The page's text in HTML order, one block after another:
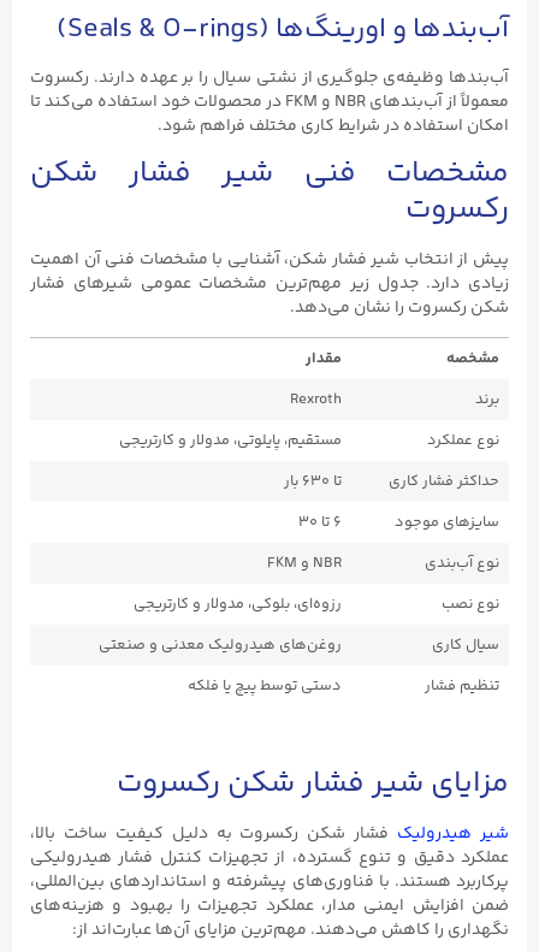
آب‌بندها و اورینگ‌ها (Seals & O-rings)
آب‌بندها وظیفه‌ی جلوگیری از نشتی سیال را بر عهده دارند. رکسروت
معمولاً از آب‌بندهای NBR و FKM در محصولات خود استفاده می‌کند تا
امکان استفاده در شرایط کاری مختلف فراهم شود.
مشخصات فنی شیر فشار شکن
رکسروت
پیش از انتخاب شیر فشار شکن، آشنایی با مشخصات فنی آن اهمیت
زیادی دارد. جدول زیر مهم‌ترین مشخصات عمومی شیرهای فشار
شکن رکسروت را نشان می‌دهد.
مشخصه
مقدار
برند
Rexroth
نوع عملکرد
مستقیم، پایلوتی، مدولار و کارتریجی
حداکثر فشار کاری
تا ۶۳۰ بار
سایزهای موجود
۶ تا ۳۰
نوع آب‌بندی
NBR و FKM
نوع نصب
رزوه‌ای، بلوکی، مدولار و کارتریجی
سیال کاری
روغن‌های هیدرولیک معدنی و صنعتی
تنظیم فشار
دستی توسط پیچ یا فلکه
مزایای شیر فشار شکن رکسروت
شیر هیدرولیک فشار شکن رکسروت به دلیل کیفیت ساخت بالا،
عملکرد دقیق و تنوع گسترده، از تجهیزات کنترل فشار هیدرولیکی
پرکاربرد هستند. با فناوری‌های پیشرفته و استانداردهای بین‌المللی،
ضمن افزایش ایمنی مدار، عملکرد تجهیزات را بهبود و هزینه‌های
نگهداری را کاهش می‌دهند. مهم‌ترین مزایای آن‌ها عبارت‌اند از: